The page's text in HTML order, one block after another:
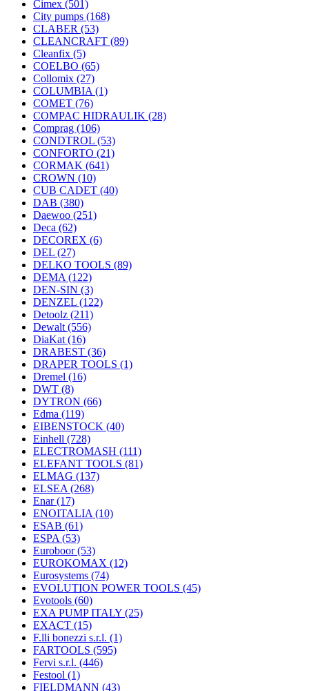
Cimex (501)
City pumps (168)
CLABER (53)
CLEANCRAFT (89)
Cleanfix (5)
COELBO (65)
Collomix (27)
COLUMBIA (1)
COMET (76)
COMPAC HIDRAULIK (28)
Comprag (106)
CONDTROL (53)
CONFORTO (21)
CORMAK (641)
CROWN (10)
CUB CADET (40)
DAB (380)
Daewoo (251)
Deca (62)
DECOREX (6)
DEL (27)
DELKO TOOLS (89)
DEMA (122)
DEN-SIN (3)
DENZEL (122)
Detoolz (211)
Dewalt (556)
DiaKat (16)
DRABEST (36)
DRAPER TOOLS (1)
Dremel (16)
DWT (8)
DYTRON (66)
Edma (119)
EIBENSTOCK (40)
Einhell (728)
ELECTROMASH (111)
ELEFANT TOOLS (81)
ELMAG (137)
ELSEA (268)
Enar(17)
ENOITALIA (10)
ESAB (61)
ESPA (53)
Euroboor(53)
EUROKOMAX (12)
Eurosystems (74)
EVOLUTION POWER TOOLS (45)
Evotools (60)
EXA PUMP ITALY (25)
EXACT (15)
F.lli bonezzi s.r.l. (1)
FARTOOLS (595)
Fervi s.r.l. (446)
Festool (1)
FIELDMANN (43)